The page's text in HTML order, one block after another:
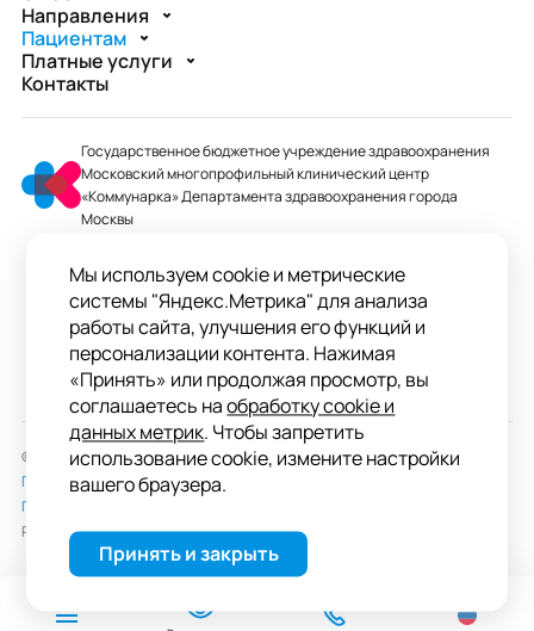
Направления
Пациентам
Платные услуги
Контакты
Государственное бюджетное учреждение здравоохранения
Московский многопрофильный клинический центр
«Коммунарка» Департамента здравоохранения города
Москвы
+7 495 744-07-03
Колл-центр работает до 20:00
ул. Сосенский Стан, д. 8, п. Коммунарка
вн.тер.г. поселение Сосенское, Москва
© 2026 ГБУЗ «ММКЦ «Коммунарка» ДЗМ»
Пользовательское соглашение
Политика обработки персональных данных
Разработка сайта —студия «Сибирикс»
Мы используем cookie и метрические
системы "Яндекс.Метрика" для анализа
работы сайта, улучшения его функций и
персонализации контента. Нажимая
«Принять» или продолжая просмотр, вы
соглашаетесь наобработку cookie и
данных метрик. Чтобы запретить
использование cookie, измените настройки
вашего браузера.
Принять и закрыть